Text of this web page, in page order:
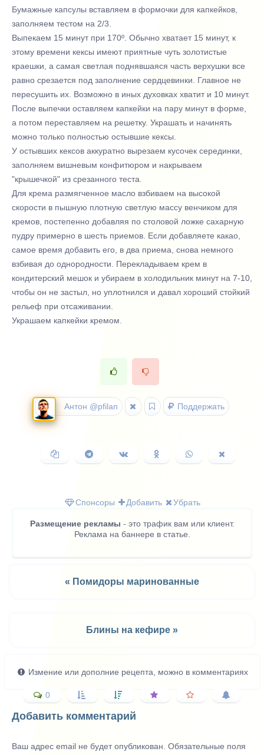
Бумажные капсулы вставляем в формочки для капкейков,
заполняем тестом на 2/3.
Выпекаем 15 минут при 170º. Обычно хватает 15 минут, к
этому времени кексы имеют приятные чуть золотистые
краешки, а самая светлая поднявшаяся часть верхушки все
равно срезается под заполнение сердцевинки. Главное не
пересушить их. Возможно в иных духовках хватит и 10 минут.
После выпечки оставляем капкейки на пару минут в форме,
а потом переставляем на решетку. Украшать и начинять
можно только полностью остывшие кексы.
У остывших кексов аккуратно вырезаем кусочек серединки,
заполняем вишневым конфитюром и накрываем
"крышечкой" из срезанного теста.
Для крема размягченное масло взбиваем на высокой
скорости в пышную плотную светлую массу венчиком для
кремов, постепенно добавляя по столовой ложке сахарную
пудру примерно в шесть приемов. Если добавляете какао,
самое время добавить его, в два приема, снова немного
взбивая до однородности. Перекладываем крем в
кондитерский мешок и убираем в холодильник минут на 7-10,
чтобы он не застыл, но уплотнился и давал хороший стойкий
рельеф при отсаживании.
Украшаем капкейки кремом.
Антон @pfilan Поддержать
Копировать
ссылку
Поделиться
в
Поделиться
ВКонтакте
Поделиться
в
Поделиться
в
в
Спонсоры
Добавить Убрать
Размещение рекламы - это трафик вам или клиент.
Реклама на баннере в статье.
« Помидоры маринованные
Блины на кефире »
Измение или дополние рецепта, можно в комментариях
0
Добавить комментарий
Ваш адрес email не будет опубликован. Обязательные поля